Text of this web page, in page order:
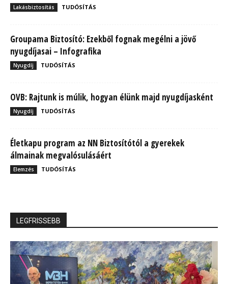
Lakásbiztosítás TUDÓSÍTÁS
Groupama Biztosító: Ezekből fognak megélni a jövő
nyugdíjasai – Infografika
Nyugdíj TUDÓSÍTÁS
OVB: Rajtunk is múlik, hogyan élünk majd nyugdíjasként
Nyugdíj TUDÓSÍTÁS
Életkapu program az NN Biztosítótól a gyerekek
álmainak megvalósulásáért
Elemzés TUDÓSÍTÁS
LEGFRISSEBB